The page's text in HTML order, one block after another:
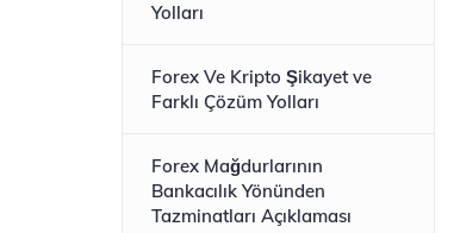
Yolları
Forex Ve Kripto Şikayet ve
Farklı Çözüm Yolları
Forex Mağdurlarının
Bankacılık Yönünden
Tazminatları Açıklaması